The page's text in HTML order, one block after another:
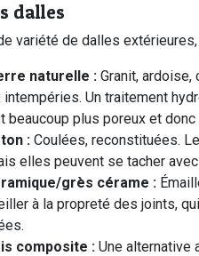
dalles
variété de dalles
naturelle : Granit,
intempéries. Un traitement
beaucoup plus poreux et
: Coulées, reconstituées.
elles peuvent se tacher
grès cérame :
à la propreté des joints,
composite : Une alternative